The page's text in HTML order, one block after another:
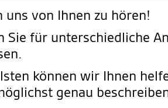
von Ihnen zu hören!
Sie für unterschiedliche
können wir Ihnen
genau